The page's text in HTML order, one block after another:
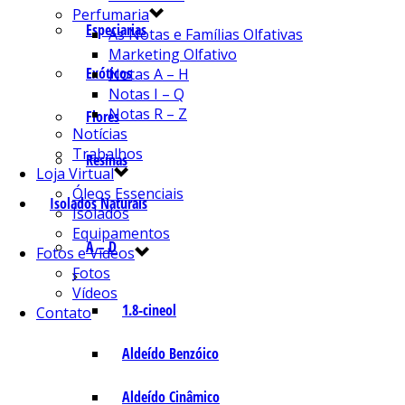
Especiarias
Exóticos
Flores
Resinas
Isolados Naturais
A – D
1.8-cineol
Aldeído Benzóico
Aldeído Cinâmico
Perfumaria
As Notas e Famílias Olfativas
Marketing Olfativo
Notas A – H
Notas I – Q
Notas R – Z
Notícias
Trabalhos
Loja Virtual
Óleos Essenciais
Isolados
Equipamentos
Fotos e Vídeos
Fotos
Vídeos
Contato